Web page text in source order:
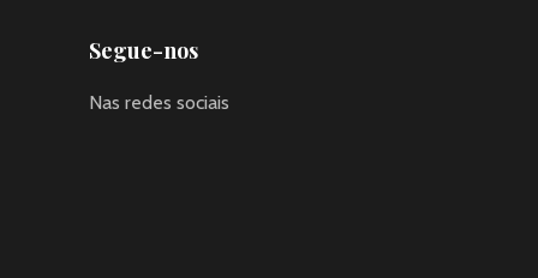
Segue-nos
Nas redes sociais